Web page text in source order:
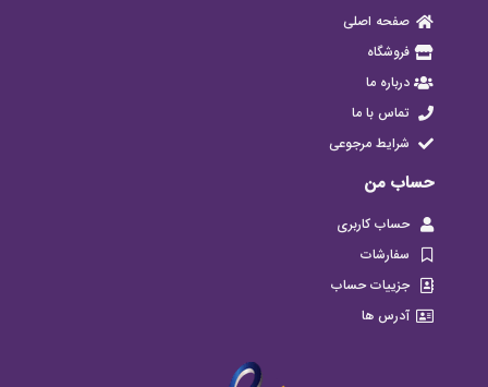
صفحه اصلی
فروشگاه
درباره ما
تماس با ما
شرایط مرجوعی
حساب من
حساب کاربری
سفارشات
جزییات حساب
آدرس ها